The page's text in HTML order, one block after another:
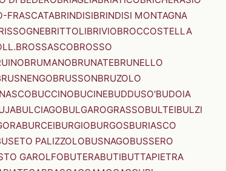
FRASCATABRINDISIBRINDISI MONTAGNA
BRITTOLIBRIVIOBROCCOSTELLA
BROSSASCOBROSSO
BRUMANOBRUNATEBRUNELLO
BRUSSONBRUZOLO
BUCCINOBUCINEBUDDUSO'BUDOIA
BULCIAGOBULGAROGRASSOBULTEIBULZI
BURCEIBURGIOBURGOSBURIASCO
PALIZZOLOBUSNAGOBUSSERO
GAROLFOBUTERABUTIBUTTAPIETRA